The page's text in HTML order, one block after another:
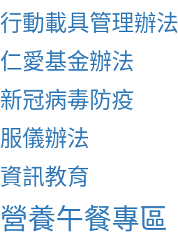
行動載具管理辦法
仁愛基金辦法
新冠病毒防疫
服儀辦法
資訊教育
營養午餐專區